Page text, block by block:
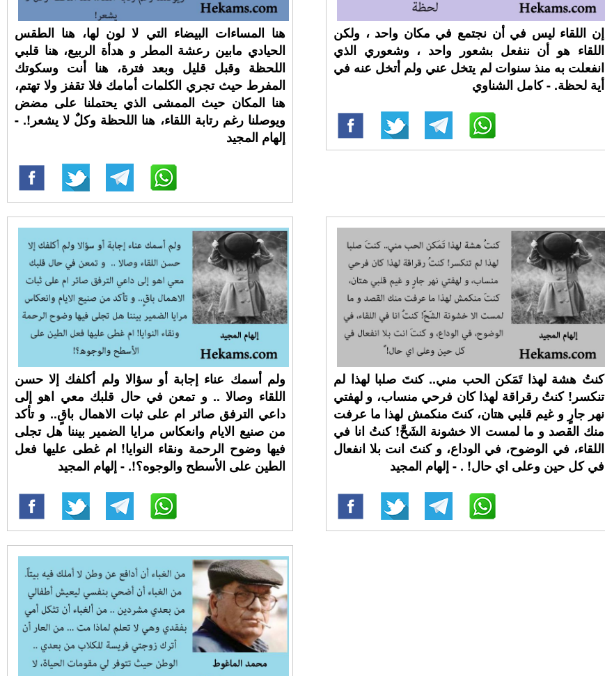
هنا المساءات البيضاء التي لا لون لها، هنا الطقس
الحيادي مابين رعشة المطر و هدأة الربيع، هنا قلبي
اللحظة وقبل قليل وبعد فترة، هنا أنت وسكوتك
المفرط حيث تجري الكلمات أمامك فلا تقفز ولا تهتم،
هنا المكان حيث الممشى الذي يحتملنا على مضض
ويوصلنا رغم رتابة اللقاء، هنا اللحظة وكلٌ لا يشعر!. -
إلهام المجيد
إن اللقاء ليس في أن نجتمع في مكان واحد ، ولكن
اللقاء هو أن ننفعل بشعور واحد ، وشعوري الذي
انفعلت به منذ سنوات لم يتخل عني ولم أتخل عنه في
أية لحظة. - كامل الشناوي
ولم أسمك عناء إجابة أو سؤالا ولم أكلفك إلا حسن
اللقاء وصالا .. و تمعن في حال قلبك معي اهو إلى
داعي الترفق صائر ام على ثبات الاهمال باقٍ.. و تأكد
من صنيع الايام وانعكاس مرايا الضمير بيننا هل تجلى
فيها وضوح الرحمة ونقاء النوايا! ام غطى عليها فعل
الطين على الأسطح والوجوه؟!. - إلهام المجيد
كنتُ هشة لهذا تَمَكن الحب مني.. كنتَ صلبا لهذا لم
تنكسر! كنتُ رقراقة لهذا كان فرحي منساب، و لهفتي
نهر جارٍ و غيم قلبي هتان، كنتَ منكمش لهذا ما عرفت
منك القصد و ما لمست الا خشونة الشَحَّ! كنتُ انا في
اللقاء، في الوضوح، في الوداع، و كنتَ انت بلا انفعال
في كل حين وعلى اي حال! ⁧‫. - إلهام المجيد